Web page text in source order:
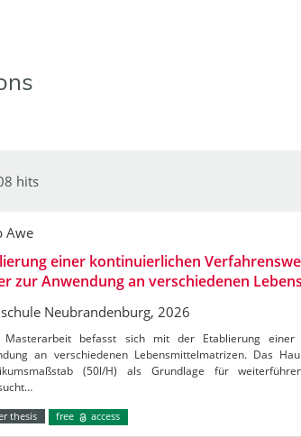
hits
Awe
einer kontinuierlichen
zur Anwendung an verschiedenen
Neubrandenburg, 2026
Masterarbeit befasst sich mit der Etablierung einer
an verschiedenen Lebensmittelmatrizen. Das
(50l/H) als Grundlage für
thesis free access